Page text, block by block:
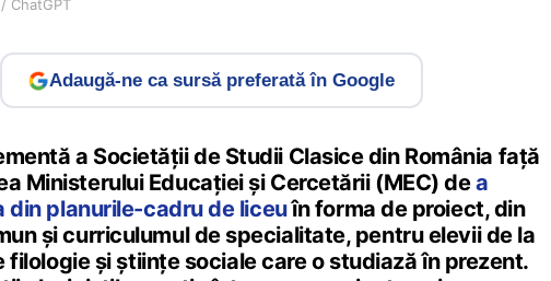
ChatGPT
Adaugă-ne ca sursă preferată în Google
a Societății de Studii Clasice din România față
Ministerului Educației și Cercetării (MEC) dea
din planurile-cadru de liceuîn forma de proiect, din
și curriculumul de specialitate, pentru elevii de la
filologie și științe sociale care o studiază în prezent.